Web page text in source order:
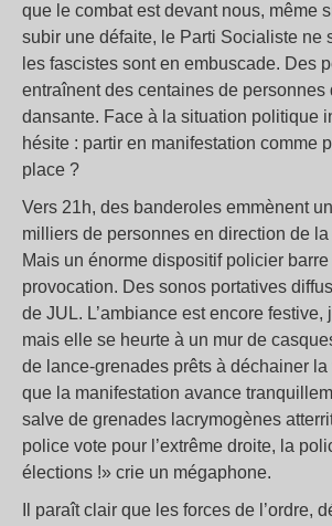
que le combat est devant nous, même
subir une défaite, le Parti Socialiste ne
les fascistes sont en embuscade. Des
entraînent des centaines de personnes
dansante. Face à la situation politique
hésite : partir en manifestation comme
place ?
Vers 21h, des banderoles emmènent
milliers de personnes en direction de
Mais un énorme dispositif policier barre
provocation. Des sonos portatives
de JUL. L’ambiance est encore festive,
mais elle se heurte à un mur de
de lance-grenades prêts à déchainer
que la manifestation avance
salve de grenades lacrymogènes
police vote pour l’extrême droite, la
élections !» crie un mégaphone.
Il paraît clair que les forces de l’ordre,